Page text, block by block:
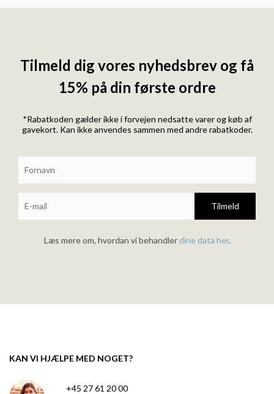
Tilmeld dig vores nyhedsbrev og få
15% på din første ordre
*Rabatkoden gælder ikke i forvejen nedsatte varer og køb af
gavekort. Kan ikke anvendes sammen med andre rabatkoder.
Tilmeld
Læs mere om, hvordan vi behandlerdine data her.
KAN VI HJÆLPE MED NOGET?
+45 27 61 20 00